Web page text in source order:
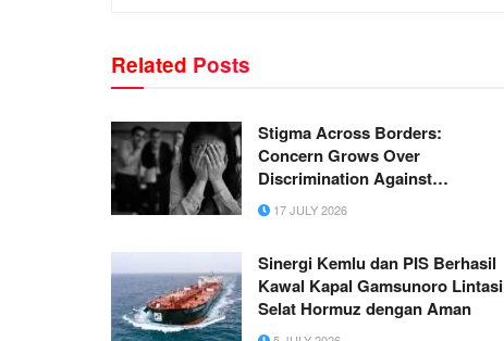
Related Posts
Stigma Across Borders:
Concern Grows Over
Discrimination Against
Shincheonji Members Abroad
17 JULY 2026
Sinergi Kemlu dan PIS Berhasil
Kawal Kapal Gamsunoro Lintasi
Selat Hormuz dengan Aman